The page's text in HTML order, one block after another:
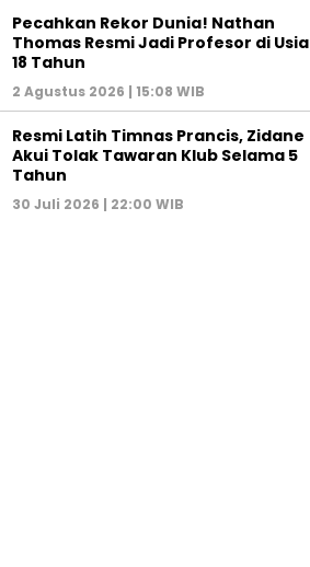
Pecahkan Rekor Dunia! Nathan
Thomas Resmi Jadi Profesor di Usia
18 Tahun
2 Agustus 2026 | 15:08 WIB
Resmi Latih Timnas Prancis, Zidane
Akui Tolak Tawaran Klub Selama 5
Tahun
30 Juli 2026 | 22:00 WIB